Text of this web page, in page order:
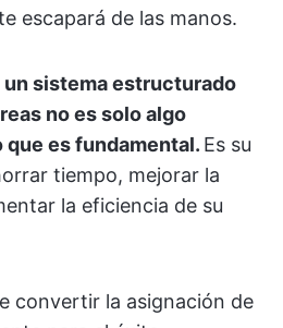
escapará de las manos.
un sistema estructurado
no es solo algo
es fundamental. Es su
tiempo, mejorar la
la eficiencia de su
convertir la asignación de